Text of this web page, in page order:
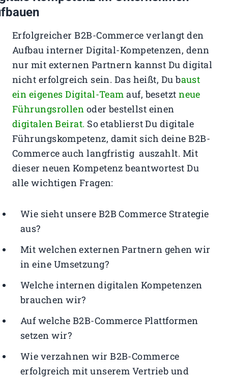
Erfolgreicher B2B-Commerce verlangt den
Aufbau interner Digital-Kompetenzen, denn
nur mit externen Partnern kannst Du digital
nicht erfolgreich sein. Das heißt, Du baust
ein eigenes Digital-Team auf, besetztneue
Führungsrollen oder bestellst einen
digitalen Beirat. So etablierst Du digitale
Führungskompetenz, damit sich deine B2B-
Commerce auch langfristig auszahlt. Mit
dieser neuen Kompetenz beantwortest Du
alle wichtigen Fragen:
Wie sieht unsere B2B Commerce Strategie
aus?
Mit welchen externen Partnern gehen wir
in eine Umsetzung?
Welche internen digitalen Kompetenzen
brauchen wir?
Auf welche B2B-Commerce Plattformen
setzen wir?
Wie verzahnen wir B2B-Commerce
erfolgreich mit unserem Vertrieb und